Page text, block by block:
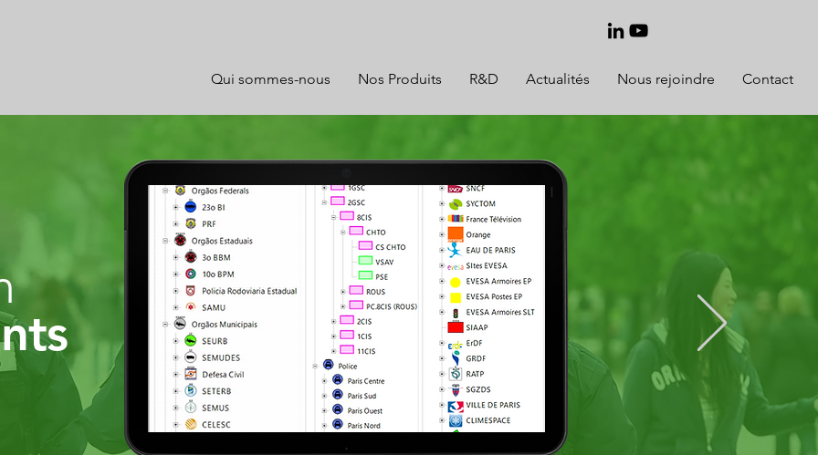
Qui sommes-nous Nos Produits R&D Actualités Nous rejoindre Contact